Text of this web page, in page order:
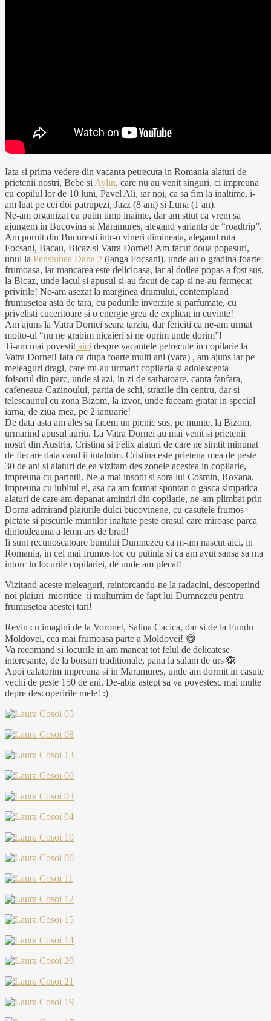
Iata si prima vedere din vacanta petrecuta in Romania alaturi de
prietenii nostri, Bebe si Aylin, care nu au venit singuri, ci impreuna
cu copilul lor de 10 luni, Pavel Ali, iar noi, ca sa fim la inaltime, i-
am luat pe cei doi patrupezi, Jazz (8 ani) si Luna (1 an).
Ne-am organizat cu putin timp inainte, dar am stiut ca vrem sa
ajungem in Bucovina si Maramures, alegand varianta de “roadtrip”.
Am pornit din Bucuresti intr-o vineri dimineata, alegand ruta
Focsani, Bacau, Bicaz si Vatra Dornei! Am facut doua popasuri,
unul la Pensiunea Dana 2 (langa Focsani), unde au o gradina foarte
frumoasa, iar mancarea este delicioasa, iar al doilea popas a fost sus,
la Bicaz, unde lacul si apusul si-au facut de cap si ne-au fermecat
privirile! Ne-am asezat la marginea drumului, contempland
frumusetea asta de tara, cu padurile inverzite si parfumate, cu
privelisti cuceritoare si o energie greu de explicat in cuvinte!
Am ajuns la Vatra Dornei seara tarziu, dar fericiti ca ne-am urmat
motto-ul “nu ne grabim nicaieri si ne oprim unde dorim”!
Ti-am mai povestit aici despre vacantele petrecute in copilarie la
Vatra Dornei! Iata ca dupa foarte multi ani (vara) , am ajuns iar pe
meleaguri dragi, care mi-au urmarit copilaria si adolescenta –
foisorul din parc, unde si azi, in zi de sarbatoare, canta fanfara,
cafeneaua Cazinoului, partia de schi, strazile din centru, dar si
telescaunul cu zona Bizom, la izvor, unde faceam gratar in special
iarna, de ziua mea, pe 2 ianuarie!
De data asta am ales sa facem un picnic sus, pe munte, la Bizom,
urmarind apusul auriu. La Vatra Dornei au mai venit si prietenii
nostri din Austria, Cristina si Felix alaturi de care ne simtit minunat
de fiecare data cand ii intalnim. Cristina este prietena mea de peste
30 de ani si alaturi de ea vizitam des zonele acestea in copilarie,
impreuna cu parintii. Ne-a mai insotit si sora lui Cosmin, Roxana,
impreuna cu iubitul ei, asa ca am format spontan o gasca simpatica
alaturi de care am depanat amintiri din copilarie, ne-am plimbat prin
Dorna admirand plaiurile dulci bucovinene, cu casutele frumos
pictate si piscurile muntilor inaltate peste orasul care miroase parca
dintotdeauna a lemn ars de brad!
Ii sunt recunoscatoare bunului Dumnezeu ca m-am nascut aici, in
Romania, in cel mai frumos loc cu putinta si ca am avut sansa sa ma
intorc in locurile copilariei, de unde am plecat!
Vizitand aceste meleaguri, reintorcandu-ne la radacini, descoperind
noi plaiuri mioritice ii multumim de fapt lui Dumnezeu pentru
frumusetea acestei tari!
Revin cu imagini de la Voronet, Salina Cacica, dar si de la Fundu
Moldovei, cea mai frumoasa parte a Moldovei! 😋
Va recomand si locurile in am mancat tot felul de delicatese
interesante, de la borsuri traditionale, pana la salam de urs 🙈
Apoi calatorim impreuna si in Maramures, unde am dormit in casute
vechi de peste 150 de ani. De-abia astept sa va povestesc mai multe
depre descoperirile mele! :)